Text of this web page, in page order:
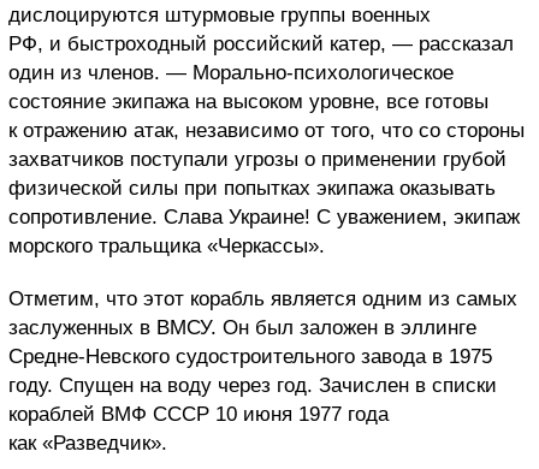
дислоцируются штурмовые группы военных
РФ, и быстроходный российский катер, — рассказал
один из членов. — Морально-психологическое
состояние экипажа на высоком уровне, все готовы
к отражению атак, независимо от того, что со стороны
захватчиков поступали угрозы о применении грубой
физической силы при попытках экипажа оказывать
сопротивление. Слава Украине! С уважением, экипаж
морского тральщика «Черкассы».
Отметим, что этот корабль является одним из самых
заслуженных в ВМСУ. Он был заложен в эллинге
Средне-Невского судостроительного завода в 1975
году. Спущен на воду через год. Зачислен в списки
кораблей ВМФ СССР 10 июня 1977 года
как «Разведчик».